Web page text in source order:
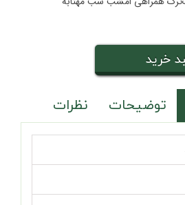
خرید
توضیحات نظرات